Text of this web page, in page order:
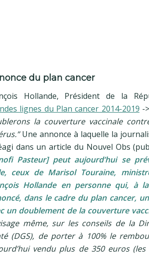
du plan cancer
Hollande, Président de la
lignes du Plan cancer 2014-2019 -
la couverture vaccinale
Une annonce à laquelle la
dans un article du Nouvel Obs
Pasteur] peut aujourd’hui se
ceux de Marisol Touraine,
Hollande en personne qui, à
dans le cadre du plan cancer,
un doublement de la couverture
même, sur les conseils de la
(DGS), de porter à 100% le
vendu plus de 350 euros